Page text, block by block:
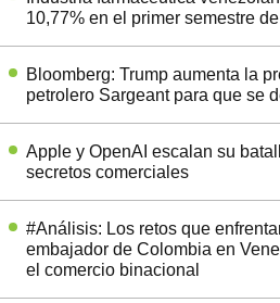
10,77% en el primer semestre
Bloomberg: Trump aumenta la
petrolero Sargeant para que se
Apple y OpenAI escalan su
secretos comerciales
#Análisis: Los retos que
embajador de Colombia en
el comercio binacional